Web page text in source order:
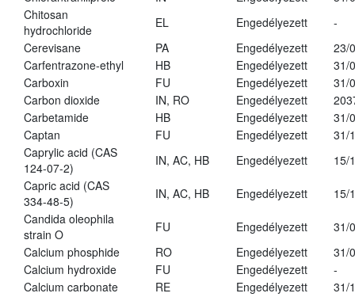
Chitosan
hydrochloride
EL Engedélyezett
-
Cerevisane
PA Engedélyezett
23/
Carfentrazone-ethyl
HB Engedélyezett
31/
Carboxin
FU Engedélyezett
31/
Carbon dioxide
IN, RO Engedélyezett
Carbetamide
HB Engedélyezett
31/
Captan
FU Engedélyezett
31/
Caprylic acid (CAS
124-07-2)
IN, AC, HB Engedélyezett
15/
Capric acid (CAS
334-48-5)
IN, AC, HB Engedélyezett
15/
Candida oleophila
strain O
FU Engedélyezett
31/
Calcium phosphide
RO Engedélyezett
31/
Calcium hydroxide
FU Engedélyezett
-
Calcium carbonate
RE Engedélyezett
31/